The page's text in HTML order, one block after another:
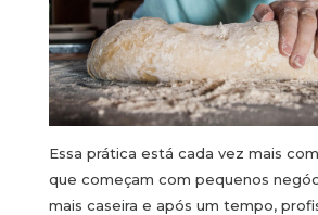
Essa prática está cada vez mais
que começam com pequenos
mais caseira e após um tempo,